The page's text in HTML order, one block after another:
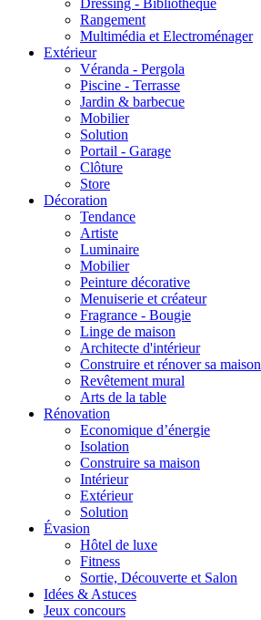
Dressing - Bibliothèque
Rangement
Multimédia et Electroménager
Extérieur
Véranda - Pergola
Piscine - Terrasse
Jardin & barbecue
Mobilier
Solution
Portail - Garage
Clôture
Store
Décoration
Tendance
Artiste
Luminaire
Mobilier
Peinture décorative
Menuiserie et créateur
Fragrance - Bougie
Linge de maison
Architecte d'intérieur
Construire et rénover sa maison
Revêtement mural
Arts de la table
Rénovation
Economique d’énergie
Isolation
Construire sa maison
Intérieur
Extérieur
Solution
Évasion
Hôtel de luxe
Fitness
Sortie, Découverte et Salon
Idées & Astuces
Jeux concours